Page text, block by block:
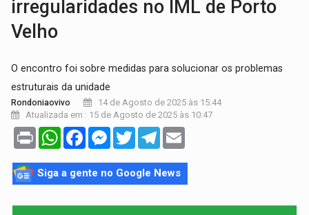
irregularidades no IML de Porto
Velho
O encontro foi sobre medidas para solucionar os problemas
estruturais da unidade
Rondoniaovivo
14 de Agosto de 2025 às 15:44
Atualizada em : 15 de Agosto de 2025 às 10:47
Print WhatsAppFacebookMessenger
TwitterTelegram
Siga a gente no Google News